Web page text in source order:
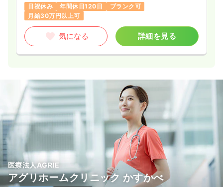
日祝休み
年間休日120日
ブランク可
月給30万円以上可
気になる 詳細を見る
医療法人AGRIE
アグリホームクリニック かすかべ